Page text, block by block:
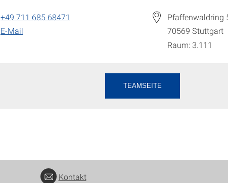
+49 711 685 68471
E-Mail
Pfaffenwaldring
70569 Stuttgart
Raum: 3.111
TEAMSEITE
Kontakt